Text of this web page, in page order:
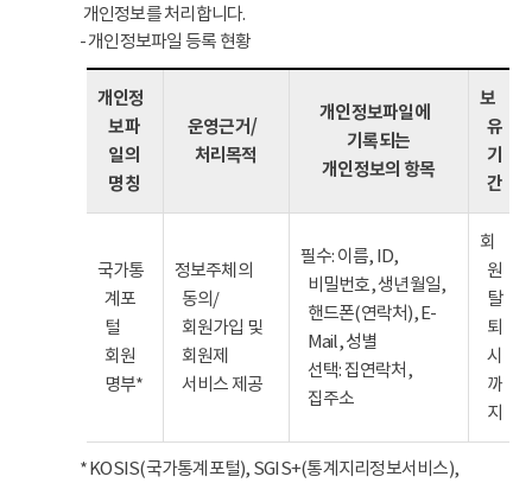
개인정보를 처리합니다.
- 개인정보파일 등록 현황
개인정
보파
일의
명칭
운영근거/
처리목적
개인정보파일에
기록되는
개인정보의 항목
보
유
기
간
국가통
계포
털
회원
명부*
정보주체의
동의/
회원가입 및
회원제
서비스 제공
필수: 이름, ID,
비밀번호, 생년월일,
핸드폰(연락처), E-
Mail, 성별
선택: 집연락처,
집주소
회
원
탈
퇴
시
까
지
* KOSIS(국가통계포털), SGIS+(통계지리정보서비스),